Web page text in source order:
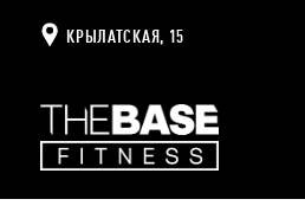
КРЫЛАТСКАЯ, 15